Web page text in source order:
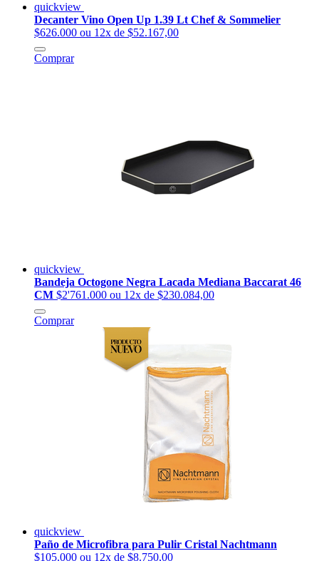
quickview
Decanter Vino Open Up 1.39 Lt Chef & Sommelier
$626.000 ou 12x de $52.167,00
Comprar
quickview
Bandeja Octogone Negra Lacada Mediana Baccarat 46
CM $2'761.000 ou 12x de $230.084,00
Comprar
quickview
Paño de Microfibra para Pulir Cristal Nachtmann
$105.000 ou 12x de $8.750,00